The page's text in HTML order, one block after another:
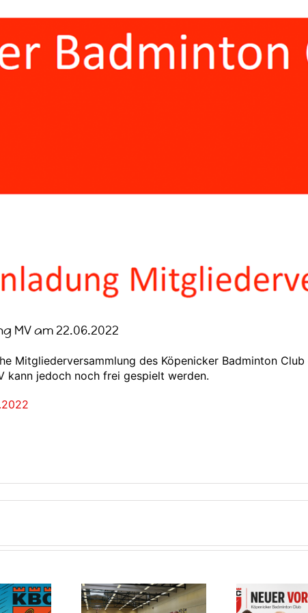
MV am 22.06.2022
Mitgliederversammlung des Köpenicker Badminton
kann jedoch noch frei gespielt werden.